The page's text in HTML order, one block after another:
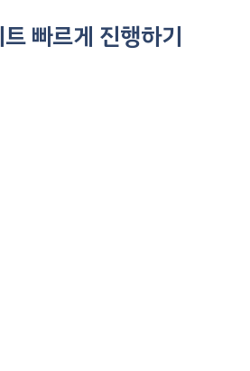
빠르게 진행하기